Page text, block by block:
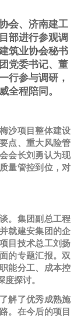
会、济南建工
部进行参观调
筑业协会秘书
党委书记、董
行参与调研，
全程陪同。
沙项目整体建设
点、重大风险管
会长刘勇认为现
量管控到位，对
。集团副总工程
就建安集团的企
目技术总工刘扬
的专题汇报。双
能分工、成本控
探讨。
解了优秀成熟施
。在今后的项目